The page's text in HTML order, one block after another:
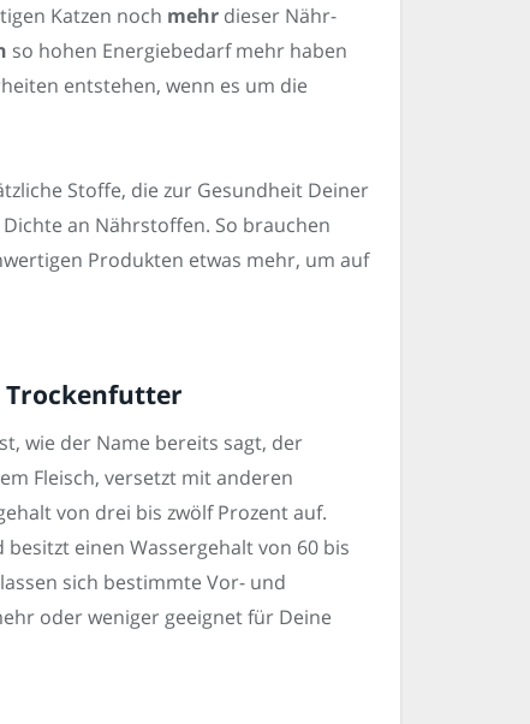
Katzen noch mehr dieser Nähr-
so hohen Energiebedarf mehr haben
entstehen, wenn es um die
Stoffe, die zur Gesundheit Deiner
an Nährstoffen. So brauchen
Produkten etwas mehr, um auf
Trockenfutter
wie der Name bereits sagt, der
Fleisch, versetzt mit anderen
von drei bis zwölf Prozent auf.
einen Wassergehalt von 60 bis
sich bestimmte Vor- und
oder weniger geeignet für Deine